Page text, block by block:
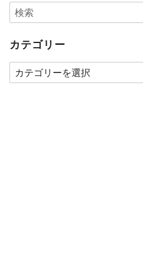
カテゴリー
カ
テ